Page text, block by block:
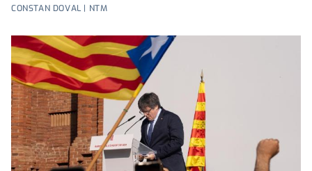
CONSTAN DOVAL | NTM